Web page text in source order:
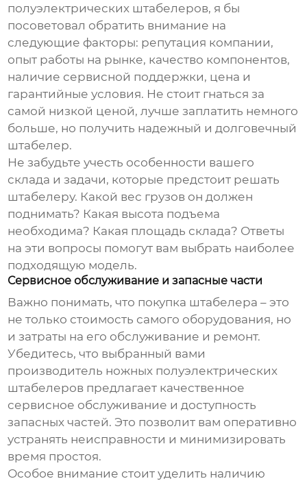
полуэлектрических штабелеров, я бы
посоветовал обратить внимание на
следующие факторы: репутация компании,
опыт работы на рынке, качество компонентов,
наличие сервисной поддержки, цена и
гарантийные условия. Не стоит гнаться за
самой низкой ценой, лучше заплатить немного
больше, но получить надежный и долговечный
штабелер.
Не забудьте учесть особенности вашего
склада и задачи, которые предстоит решать
штабелеру. Какой вес грузов он должен
поднимать? Какая высота подъема
необходима? Какая площадь склада? Ответы
на эти вопросы помогут вам выбрать наиболее
подходящую модель.
Сервисное обслуживание и запасные части
Важно понимать, что покупка штабелера – это
не только стоимость самого оборудования, но
и затраты на его обслуживание и ремонт.
Убедитесь, что выбранный вами
производитель ножных полуэлектрических
штабелеров предлагает качественное
сервисное обслуживание и доступность
запасных частей. Это позволит вам оперативно
устранять неисправности и минимизировать
время простоя.
Особое внимание стоит уделить наличию